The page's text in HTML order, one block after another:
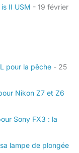
II USM - 19 février
pour la pêche - 25
Nikon Z7 et Z6
Sony FX3 : la
lampe de plongée